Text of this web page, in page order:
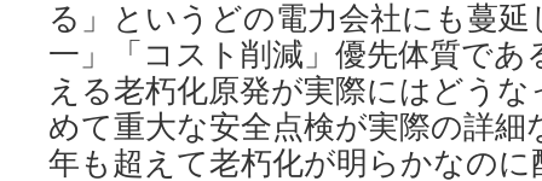
る」というどの電力会社にも蔓
一」「コスト削減」優先体質であ
える老朽化原発が実際にはどう
めて重大な安全点検が実際の詳細
年も超えて老朽化が明らかなのに